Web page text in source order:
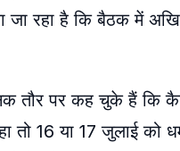
जा रहा है कि बैठक में
तौर पर कह चुके हैं कि
तो 16 या 17 जुलाई को